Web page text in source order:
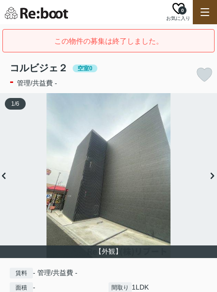
お気に入り
0
この物件の募集は終了しました。
コルビジェ２ 空室0
- 管理/共益費 -
【外観】
1/6
賃料 - 管理/共益費 -
面積 - 間取り 1LDK